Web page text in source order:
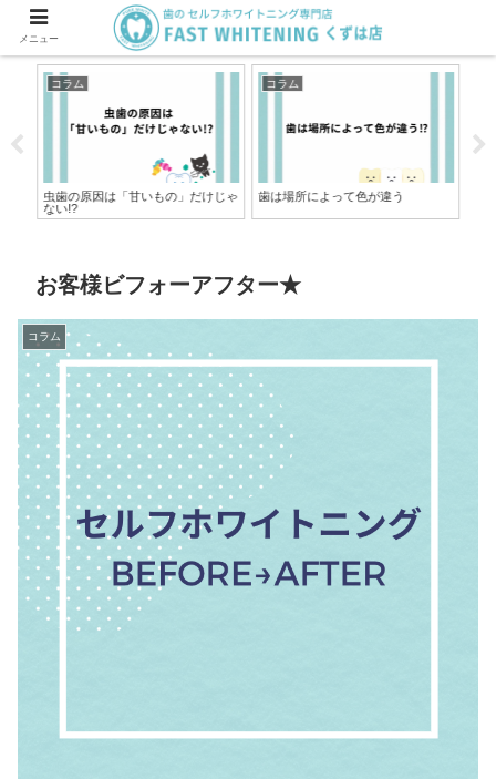
コラム
虫歯の原因は「甘いもの」だけじゃ
ない!?
コラム
歯は場所によって色が違う
お客様ビフォーアフター★
コラム
メニュー